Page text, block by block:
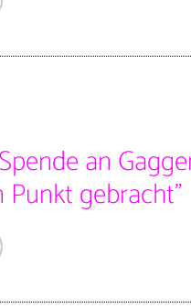
an
Punkt gebracht”